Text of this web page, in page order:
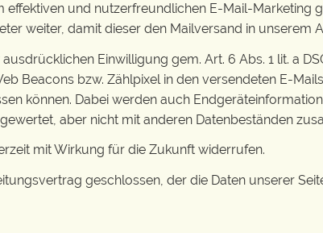
effektiven und nutzerfreundlichen E-Mail-
weiter, damit dieser den Mailversand in unserem
Einwilligung gem. Art. 6 Abs. 1 lit. a
Beacons bzw. Zählpixel in den versendeten E-
können. Dabei werden auch
aber nicht mit anderen Datenbeständen
mit Wirkung für die Zukunft widerrufen.
geschlossen, der die Daten unserer